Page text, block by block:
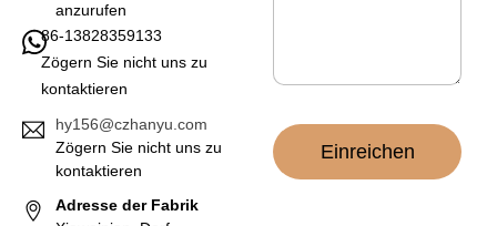
anzurufen
86-13828359133
Zögern Sie nicht uns zu
kontaktieren
hy156@czhanyu.com
Zögern Sie nicht uns zu
kontaktieren
Adresse der Fabrik
Einreichen